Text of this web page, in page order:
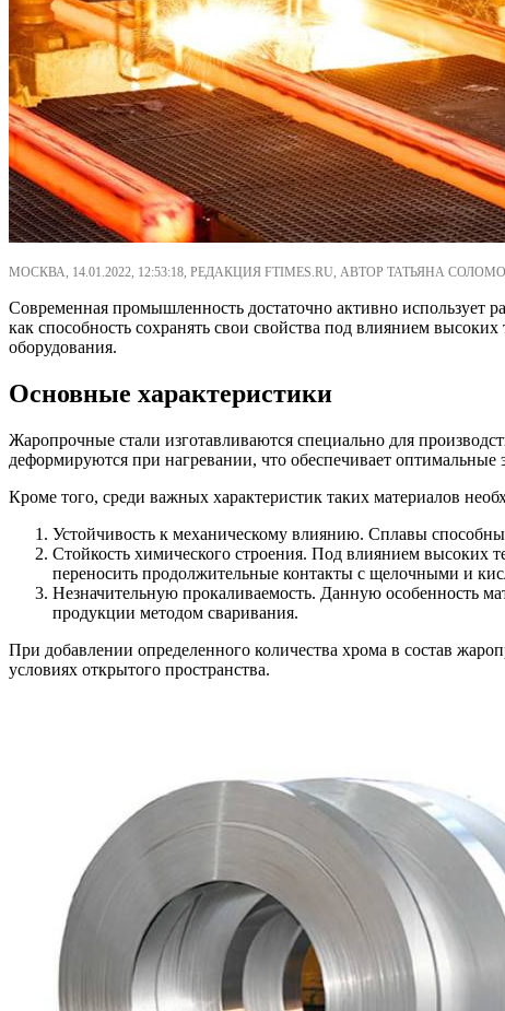
МОСКВА, 14.01.2022, 12:53:18, РЕДАКЦИЯ FTIMES.RU, АВТОР ТАТЬЯНА
Современная промышленность достаточно активно использует
как способность сохранять свои свойства под влиянием
оборудования.
Основные характеристики
Жаропрочные стали изготавливаются специально для
деформируются при нагревании, что обеспечивает оптимальные
Кроме того, среди важных характеристик таких материалов
Устойчивость к механическому влиянию. Сплавы
Стойкость химического строения. Под влиянием высоких
переносить продолжительные контакты с щелочными и
Незначительную прокаливаемость. Данную особенность
продукции методом сваривания.
При добавлении определенного количества хрома в состав
условиях открытого пространства.